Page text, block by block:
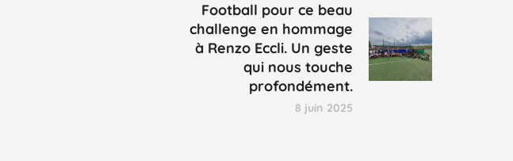
Football pour ce beau
challenge en hommage
à Renzo Eccli. Un geste
qui nous touche
profondément.
8 juin 2025